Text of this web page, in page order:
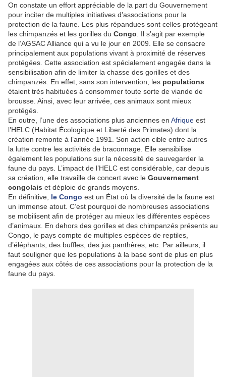
On constate un effort appréciable de la part du Gouvernement
pour inciter de multiples initiatives d’associations pour la
protection de la faune. Les plus répandues sont celles protégeant
les chimpanzés et les gorilles du Congo . Il s’agit par exemple
de l’AGSAC Alliance qui a vu le jour en 2009. Elle se consacre
principalement aux populations vivant à proximité de réserves
protégées. Cette association est spécialement engagée dans la
sensibilisation afin de limiter la chasse des gorilles et des
chimpanzés . En effet, sans son intervention, les populations
étaient très habituées à consommer toute sorte de viande de
brousse. Ainsi, avec leur arrivée, ces animaux sont mieux
protégés.
En outre, l’une des associations plus anciennes en Afrique est
l’HELC (Habitat Écologique et Liberté des Primates) dont la
création remonte à l’année 1991. Son action cible entre autres
la lutte contre les activités de braconnage . Elle sensibilise
également les populations sur la nécessité de sauvegarder la
faune du pays. L’impact de l’HELC est considérable, car depuis
sa création, elle travaille de concert avec le Gouvernement
congolais et déploie de grands moyens.
En définitive, le Congo est un État où la diversité de la faune est
un immense atout. C’est pourquoi de nombreuses associations
se mobilisent afin de protéger au mieux les différentes espèces
d’animaux. En dehors des gorilles et des chimpanzés présents au
Congo, le pays compte de multiples espèces de reptiles,
d’éléphants, des buffles, des jus panthères, etc. Par ailleurs, il
faut souligner que les populations à la base sont de plus en plus
engagées aux côtés de ces associations pour la protection de la
faune du pays.